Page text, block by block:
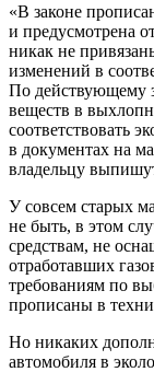
«В законе
и предусмотрена
никак не
изменений в
По действующему
веществ в
соответствовать
в документах на
владельцу
У совсем старых
не быть, в этом
средствам, не
отработавших
требованиям по
прописаны в
Но никаких
автомобиля в